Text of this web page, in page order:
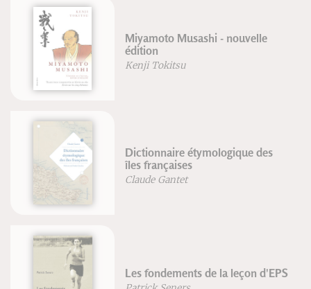
Miyamoto Musashi - nouvelle
édition
Kenji Tokitsu
Dictionnaire étymologique des
îles françaises
Claude Gantet
Les fondements de la leçon d'EPS